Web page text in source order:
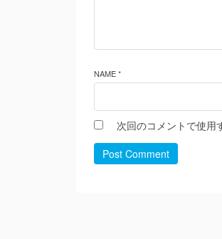
NAME *
次回のコメントで使用
Post Comment